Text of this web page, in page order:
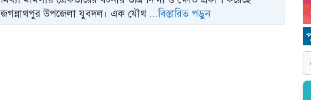
জগন্নাথপুর উপজেলা যুবদল। এক যৌথ ...বিস্তারিত পড়ুন